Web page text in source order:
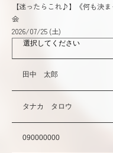
【迷ったらこれ♪】《何も決
会
2026/07/25 (土)